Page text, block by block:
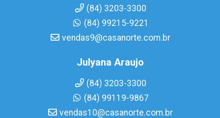
(84) 3203-3300
(84) 99215-9221
vendas9@casanorte.com.br
Julyana Araujo
(84) 3203-3300
(84) 99119-9867
vendas10@casanorte.com.br